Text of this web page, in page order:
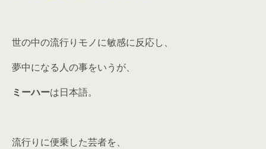
世の中の流行りモノに敏感に反応し、
夢中になる人の事をいうが、
ミーハーは日本語。
流行りに便乗した芸者を、